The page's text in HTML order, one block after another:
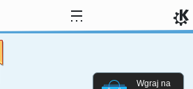
Wgraj na